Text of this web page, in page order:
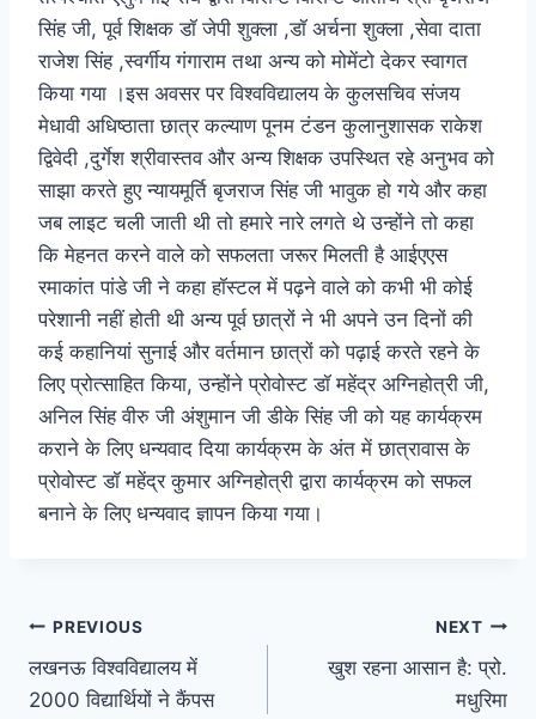
सिंह जी, पूर्व शिक्षक डॉ जेपी शुक्ला ,डॉ अर्चना शुक्ला ,सेवा दाता
राजेश सिंह ,स्वर्गीय गंगाराम तथा अन्य को मोमेंटो देकर स्वागत
किया गया ।इस अवसर पर विश्वविद्यालय के कुलसचिव संजय
मेधावी अधिष्ठाता छात्र कल्याण पूनम टंडन कुलानुशासक राकेश
द्विवेदी ,दुर्गेश श्रीवास्तव और अन्य शिक्षक उपस्थित रहे अनुभव को
साझा करते हुए न्यायमूर्ति बृजराज सिंह जी भावुक हो गये और कहा
जब लाइट चली जाती थी तो हमारे नारे लगते थे उन्होंने तो कहा
कि मेहनत करने वाले को सफलता जरूर मिलती है आईएएस
रमाकांत पांडे जी ने कहा हॉस्टल में पढ़ने वाले को कभी भी कोई
परेशानी नहीं होती थी अन्य पूर्व छात्रों ने भी अपने उन दिनों की
कई कहानियां सुनाई और वर्तमान छात्रों को पढ़ाई करते रहने के
लिए प्रोत्साहित किया, उन्होंने प्रोवोस्ट डॉ महेंद्र अग्निहोत्री जी,
अनिल सिंह वीरु जी अंशुमान जी डीके सिंह जी को यह कार्यक्रम
कराने के लिए धन्यवाद दिया कार्यक्रम के अंत में छात्रावास के
प्रोवोस्ट डॉ महेंद्र कुमार अग्निहोत्री द्वारा कार्यक्रम को सफल
बनाने के लिए धन्यवाद ज्ञापन किया गया।
Post
navigation
PREVIOUS
लखनऊ विश्वविद्यालय में
2000 विद्यार्थियों ने कैंपस
NEXT
खुश रहना आसान है: प्रो.
मधुरिमा